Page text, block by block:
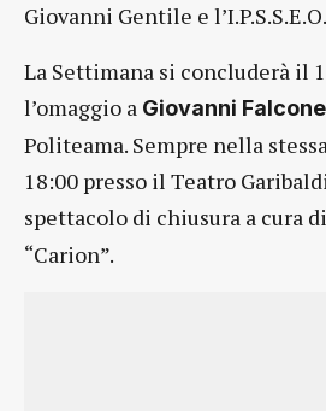
Giovanni Gentile e
La Settimana si concluderà il
l’omaggio a Giovanni Falcone
Politeama. Sempre nella
18:00 presso il Teatro
spettacolo di chiusura a cura di
“Carion”.